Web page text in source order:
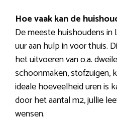
Hoe vaak kan de
De meeste huishoudens in
uur aan hulp in voor thuis.
het uitvoeren van o.a.
schoonmaken, stofzuigen,
ideale hoeveelheid uren is
door het aantal m2, jullie
wensen.